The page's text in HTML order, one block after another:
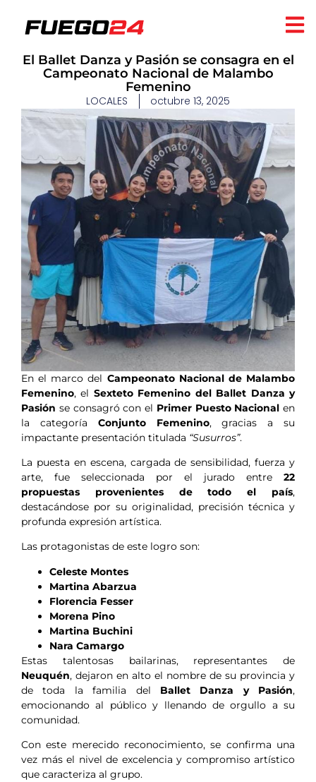
El Ballet Danza y Pasión se consagra en el
Campeonato Nacional de Malambo
Femenino
LOCALES octubre 13, 2025
En el marco del Campeonato Nacional de Malambo
Femenino, el Sexteto Femenino del Ballet Danza y
Pasión se consagró con el Primer Puesto Nacional en
la categoría Conjunto Femenino, gracias a su
impactante presentación titulada “Susurros”.
La puesta en escena, cargada de sensibilidad, fuerza y
arte, fue seleccionada por el jurado entre 22
propuestas provenientes de todo el país,
destacándose por su originalidad, precisión técnica y
profunda expresión artística.
Las protagonistas de este logro son:
Celeste Montes
Martina Abarzua
Florencia Fesser
Morena Pino
Martina Buchini
Nara Camargo
Estas talentosas bailarinas, representantes de
Neuquén, dejaron en alto el nombre de su provincia y
de toda la familia del Ballet Danza y Pasión,
emocionando al público y llenando de orgullo a su
comunidad.
Con este merecido reconocimiento, se confirma una
vez más el nivel de excelencia y compromiso artístico
que caracteriza al grupo.